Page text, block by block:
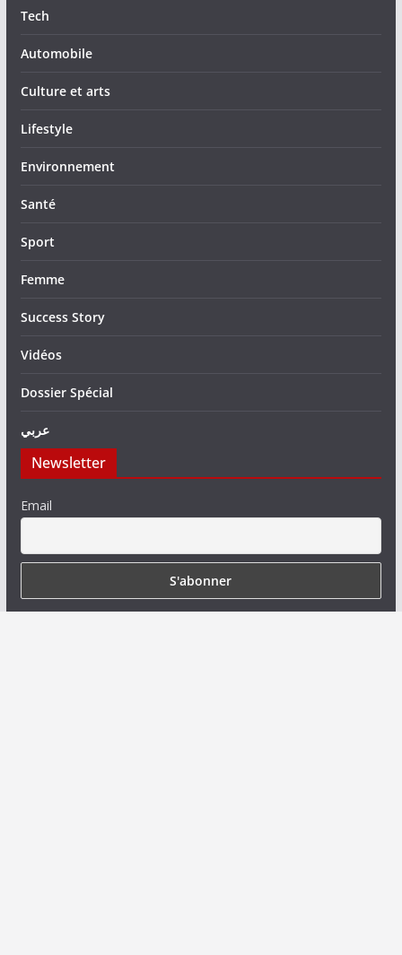
Tech
Automobile
Culture et arts
Lifestyle
Environnement
Santé
Sport
Femme
Success Story
Vidéos
Dossier Spécial
عربي
Newsletter
Email